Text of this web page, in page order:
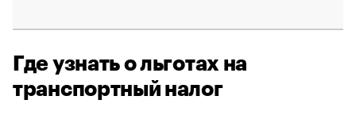
Где узнать о льготах на
транспортный налог